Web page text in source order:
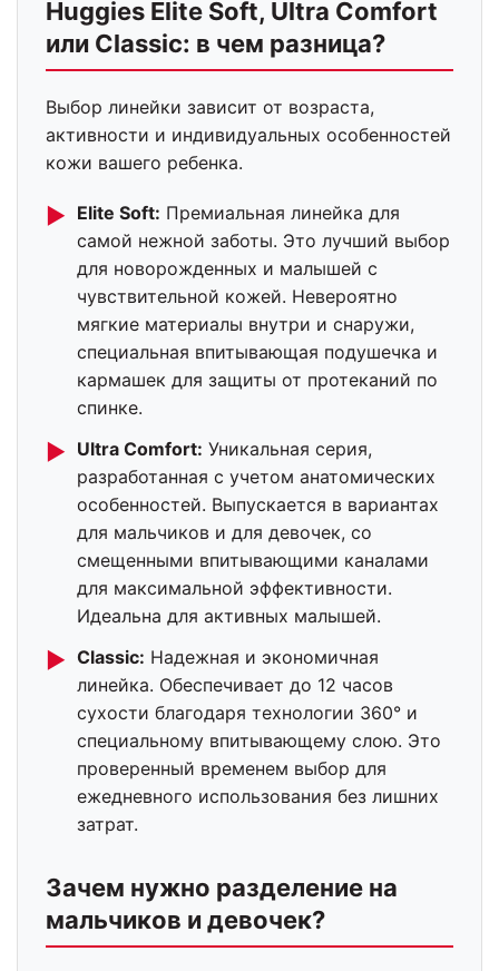
Huggies Elite Soft, Ultra Comfort
или Classic: в чем разница?
Выбор линейки зависит от возраста,
активности и индивидуальных особенностей
кожи вашего ребенка.
► Elite Soft: Премиальная линейка для
самой нежной заботы. Это лучший выбор
для новорожденных и малышей с
чувствительной кожей. Невероятно
мягкие материалы внутри и снаружи,
специальная впитывающая подушечка и
кармашек для защиты от протеканий по
спинке.
► Ultra Comfort: Уникальная серия,
разработанная с учетом анатомических
особенностей. Выпускается в вариантах
для мальчиков и для девочек, со
смещенными впитывающими каналами
для максимальной эффективности.
Идеальна для активных малышей.
► Classic: Надежная и экономичная
линейка. Обеспечивает до 12 часов
сухости благодаря технологии 360° и
специальному впитывающему слою. Это
проверенный временем выбор для
ежедневного использования без лишних
затрат.
Зачем нужно разделение на
мальчиков и девочек?